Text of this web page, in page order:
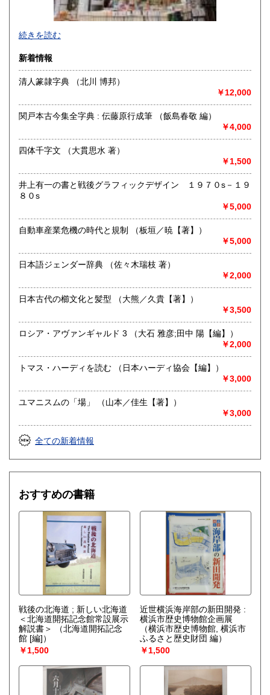
神保町駅から靖国通り沿い右側を駿河台に向けて歩いていき
カーブに差し掛かると白いビルに悠久堂の看板が見えます。
通り沿いのショーケースには中国の美術書や美術全集が各種
店内には山岳書・料理書・書道・美術関係の本など趣味に関
する本が
お探しの本等ございましたら、お気軽にお尋ねください。
常時宅配買取、出張買取、宅配買取も行っておりますので、
お問い合わせください。
沿線名：都営新宿線・三田線 東京メトロ半蔵門線 JR総武線
最寄駅：神保町駅A7出口徒歩3分 御茶ノ水駅徒歩9分
古書籍の買い取りをしておりますので
まずは電話かメール、ホームページのフォーマットからご連
取り扱い分野
自然科学、美術工芸、趣味、サブカルチャー、古書一般（そ
の他）
続きを読む
新着情報
清人篆隷字典 （北川 博邦）
￥12,000
関戸本古今集全字典 : 伝藤原行成筆 （飯島春敬 編）
￥4,000
四体千字文 （大貫思水 著）
￥1,500
井上有一の書と戦後グラフィックデザイン １９７０s－１９
８０s
￥5,000
自動車産業危機の時代と規制 （板垣／暁【著】）
￥5,000
日本語ジェンダー辞典 （佐々木瑞枝 著）
￥2,000
日本古代の櫛文化と髪型 （大熊／久貴【著】）
￥3,500
ロシア・アヴァンギャルド 3 （大石 雅彦;田中 陽【編】）
￥2,000
トマス・ハーディを読む （日本ハーディ協会【編】）
￥3,000
ユマニスムの「場」 （山本／佳生【著】）
￥3,000
全ての新着情報
おすすめの書籍
戦後の北海道 ; 新しい北海道
＜北海道開拓記念館常設展示
解説書＞
（北海道開拓記念
館 [編]）
￥1,500
近世横浜海岸部の新田開発 :
横浜市歴史博物館企画展
（横浜市歴史博物館, 横浜市
ふるさと歴史財団 編）
￥1,500